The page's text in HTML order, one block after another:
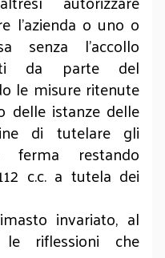
l’azienda o uno o
senza l’accollo
da parte del
le misure ritenute
delle istanze delle
di tutelare gli
ferma restando
c.c. a tutela dei
invariato, al
riflessioni che